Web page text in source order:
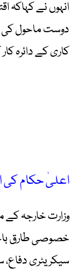
انہوں نے کہاکہ
دوست ماحول کی
کاری کے دائرہ
اعلیٰ حکام
وزارت خارجہ کے
خصوصی طارق
سیکریٹری